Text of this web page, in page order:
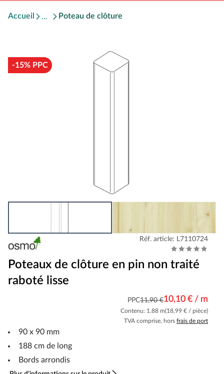
Accueil Poteau de clôture
-15% PPC
Réf. article: L7110724
Poteaux de clôture en pin non traité
raboté lisse
PPC11,90 €10,10 € / m
Contenu: 1.88 m(18,99 € / pièce)
TVA comprise, hors frais de port
90 x 90 mm
188 cm de long
Bords arrondis